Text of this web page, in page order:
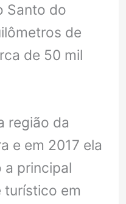
Santo do
de
de 50 mil
região da
e em 2017 ela
a principal
turístico em